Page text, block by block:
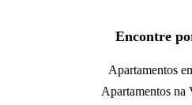
Encontre
Apartamentos
Apartamentos na